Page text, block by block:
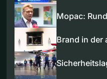
Mopac:
Brand in der